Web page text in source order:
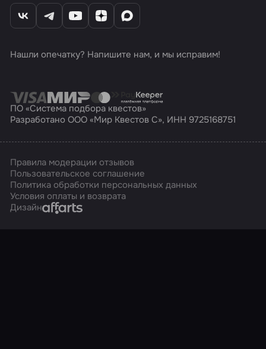
Нашли опечатку? Напишите нам, и мы исправим!
ПО «Система подбора квестов»
Разработано ООО «Мир Квестов С», ИНН 9725168751
Правила модерации отзывов
Пользовательское соглашение
Политика обработки персональных данных
Условия оплаты и возврата
ДизайнAffarts